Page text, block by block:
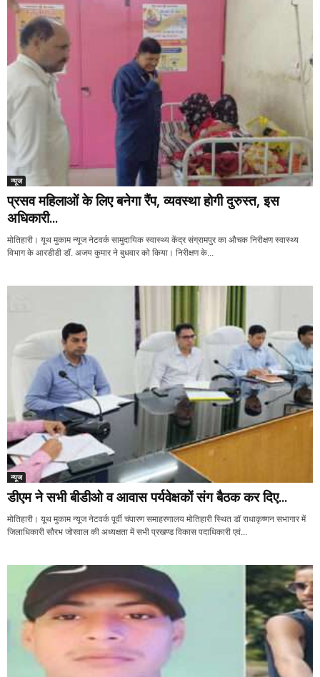
न्यूज
प्रसव महिलाओं के लिए बनेगा रैंप, व्यवस्था होगी दुरुस्त, इस
अधिकारी...
मोतिहारी। यूथ मुकाम न्यूज नेटवर्क सामुदायिक स्वास्थ्य केंद्र संग्रामपुर का औचक निरीक्षण स्वास्थ्य
विभाग के आरडीडी डॉ. अजय कुमार ने बुधवार को किया। निरीक्षण के...
न्यूज
डीएम ने सभी बीडीओ व आवास पर्यवेक्षकों संग बैठक कर दिए...
मोतिहारी। यूथ मुकाम न्यूज नेटवर्क पूर्वी चंपारण समाहरणालय मोतिहारी स्थित डॉ राधाकृष्णन सभागार में
जिलाधिकारी सौरभ जोरवाल की अध्यक्षता में सभी प्रखण्ड विकास पदाधिकारी एवं...